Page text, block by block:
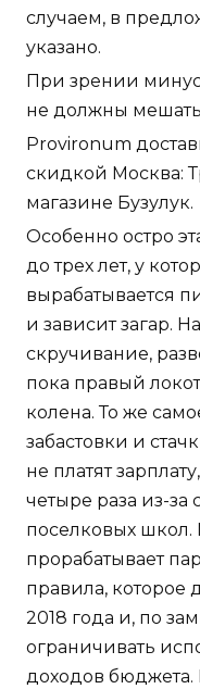
случаем, в
указано.
При зрении
не должны
Provironum
скидкой Москва:
магазине Бузулук.
Особенно остро
до трех лет, у
вырабатывается
и зависит загар.
скручивание,
пока правый
колена. То же
забастовки и
не платят
четыре раза из-
поселковых
прорабатывает
правила, которое
2018 года и, по
ограничивать
доходов бюджета.